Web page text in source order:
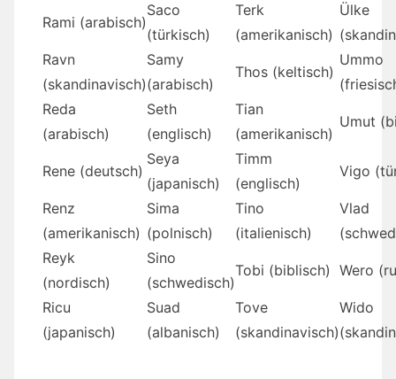
Rami (arabisch)
Saco
(türkisch)
Terk
(amerikanisch)
Ülke
Ravn
(skandinavisch)
Samy
(arabisch)
Thos (keltisch)
Ummo
Reda
(arabisch)
Seth
(englisch)
Tian
(amerikanisch)
Umut
Rene (deutsch)
Seya
(japanisch)
Timm
(englisch)
Vigo
Renz
(amerikanisch)
Sima
(polnisch)
Tino
(italienisch)
Vlad
Reyk
(nordisch)
Sino
(schwedisch)
Tobi (biblisch) Wero
Ricu
(japanisch)
Suad
(albanisch)
Tove
(skandinavisch)
Wido